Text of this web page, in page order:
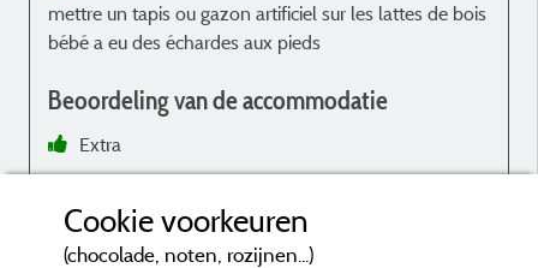
mettre un tapis ou gazon artificiel sur les lattes de bois
bébé a eu des échardes aux pieds
Beoordeling van de accommodatie
Extra
Manque TV
Cookie voorkeuren
(chocolade, noten, rozijnen...)